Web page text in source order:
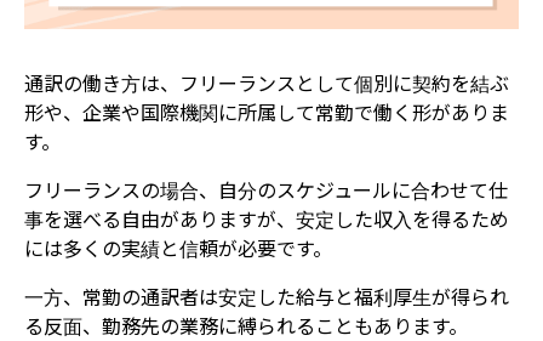
通訳の働き方は、フリーランスとして個別に契約を結ぶ
形や、企業や国際機関に所属して常勤で働く形がありま
す。
フリーランスの場合、自分のスケジュールに合わせて仕
事を選べる自由がありますが、安定した収入を得るため
には多くの実績と信頼が必要です。
一方、常勤の通訳者は安定した給与と福利厚生が得られ
る反面、勤務先の業務に縛られることもあります。